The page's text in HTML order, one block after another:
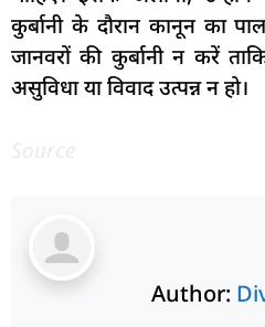
कुर्बानी के दौरान कानून का
जानवरों की कुर्बानी न करें
असुविधा या विवाद उत्पन्न न हो।
Author: